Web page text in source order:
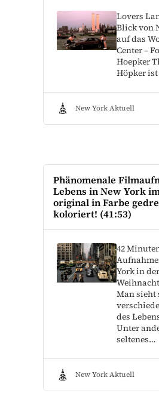
Lovers
Blick von
auf das
Center –
Hoepker
Höpker
New York Aktuell
Phänomenale
Lebens in New York
original in Farbe
koloriert! (41:53)
42
York in der
Man sieht
des
Unter
seltenes…
New York Aktuell